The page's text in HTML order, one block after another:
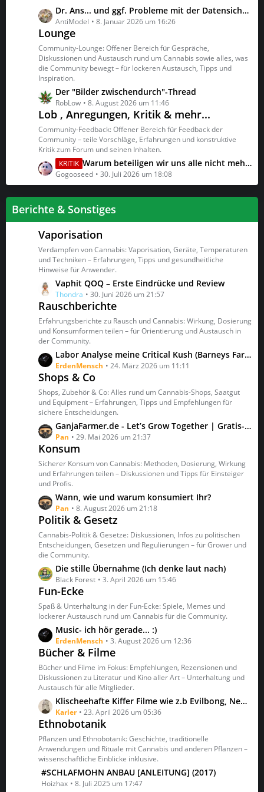
g
e
B
e
i
t
r
ä
g
e
L
e
t
z
t
e
B
e
i
t
r
ä
g
e
Dr. Ans... und ggf. Probleme mit der Datensicherheit
AntiModel 8. Januar 2026 um 16:26
Lounge
Community-Lounge: Offener Bereich für Gespräche,
Diskussionen und Austausch rund um Cannabis sowie alles, was
die Community bewegt – für lockeren Austausch, Tipps und
Inspiration.
L
e
t
z
t
e
B
e
i
t
r
ä
g
e
Der "Bilder zwischendurch"-Thread
RobLow 8. August 2026 um 11:46
Lob , Anregungen, Kritik & mehr...
Community-Feedback: Offener Bereich für Feedback der
Community – teile Vorschläge, Erfahrungen und konstruktive
Kritik zum Forum und seinen Inhalten.
L
e
t
z
t
e
B
e
i
t
ä
g
e
KRITIK Warum beteiligen wir uns alle nicht mehr?!
Gogooseed 30. Juli 2026 um 18:08
Berichte & Sonstiges
Vaporisation
Verdampfen von Cannabis: Vaporisation, Geräte, Temperaturen
und Techniken – Erfahrungen, Tipps und gesundheitliche
Hinweise für Anwender.
e
t
z
t
e
B
e
i
t
r
ä
g
e
Vaphit QOQ – Erste Eindrücke und Review
Thondra 30. Juni 2026 um 21:57
Rauschberichte
Erfahrungsberichte zu Rausch und Cannabis: Wirkung, Dosierung
und Konsumformen teilen – für Orientierung und Austausch in
der Community.
L
e
t
z
t
e
B
e
i
t
r
ä
g
e
Labor Analyse meine Critical Kush (Barneys Farm) Grows
ErdenMensch 24. März 2026 um 11:11
Shops & Co
Shops, Zubehör & Co: Alles rund um Cannabis-Shops, Saatgut
und Equipment – Erfahrungen, Tipps und Empfehlungen für
sichere Entscheidungen.
L
e
t
z
t
e
B
e
i
t
r
ä
g
e
GanjaFarmer.de - Let’s Grow Together | Gratis-Samen, neue Sorten & Grow-Berichte
Pan 29. Mai 2026 um 21:37
Konsum
Sicherer Konsum von Cannabis: Methoden, Dosierung, Wirkung
und Erfahrungen teilen – Diskussionen und Tipps für Einsteiger
und Profis.
L
e
t
z
t
e
B
e
i
t
r
ä
g
e
Wann, wie und warum konsumiert Ihr?
Pan 8. August 2026 um 21:18
Politik & Gesetz
Cannabis-Politik & Gesetze: Diskussionen, Infos zu politischen
Entscheidungen, Gesetzen und Regulierungen – für Grower und
die Community.
L
e
t
z
t
e
B
e
i
t
r
ä
g
e
Die stille Übernahme (Ich denke laut nach)
Black Forest 3. April 2026 um 15:46
Fun-Ecke
Spaß & Unterhaltung in der Fun-Ecke: Spiele, Memes und
lockerer Austausch rund um Cannabis für die Community.
L
e
t
z
t
e
B
e
i
t
r
ä
g
e
Music- ich hör gerade... :)
ErdenMensch 3. August 2026 um 12:36
Bücher & Filme
Bücher und Filme im Fokus: Empfehlungen, Rezensionen und
Diskussionen zu Literatur und Kino aller Art – Unterhaltung und
Austausch für alle Mitglieder.
L
e
t
z
t
e
B
e
Klischeehafte Kiffer Filme wie z.b Evilbong, New kids etc. gesucht
Karler 23. April 2026 um 05:36
Ethnobotanik
Pflanzen und Ethnobotanik: Geschichte, traditionelle
Anwendungen und Rituale mit Cannabis und anderen Pflanzen –
wissenschaftliche Einblicke inklusive.
L
e
#SCHLAFMOHN ANBAU [ANLEITUNG] (2017)
Hoizhax 8. Juli 2025 um 17:47